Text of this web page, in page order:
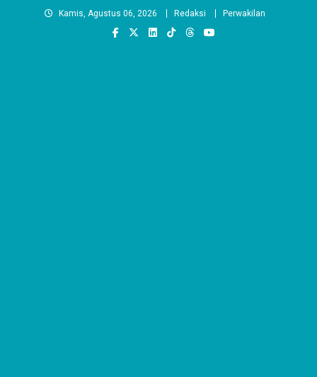
Kamis, Agustus 06, 2026 Redaksi Perwakilan